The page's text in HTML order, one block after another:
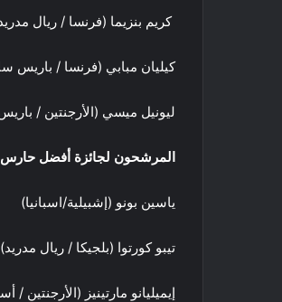
كريم بنزيما (فرنسا / ريال
كيليان مبابي (فرنسا / باريس
ليونيل ميسي (الأرجنتين /
المرشحون لجائزة أفضل
ياسين بونو (إشبيلية/اسبانيا)
تيبو كورتوا (بلجيكا / ريال مدريد)
إيميليانو مارتينيز (الأرجنتين /